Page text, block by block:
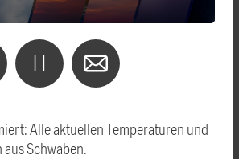
Alle aktuellen Temperaturen und
Schwaben.